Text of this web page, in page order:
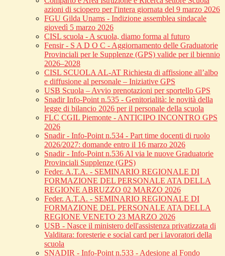
azioni di sciopero per l'intera giornata del 9 marzo 2026
FGU Gilda Unams - Indizione assemblea sindacale
giovedì 5 marzo 2026
CISL scuola - A scuola, diamo forma al futuro
Fensir - S A D O C - Aggiornamento delle Graduatorie
Provinciali per le Supplenze (GPS) valide per il biennio
2026–2028
CISL SCUOLA AL-AT Richiesta di affissione all’albo
e diffusione al personale – Iniziative GPS
USB Scuola – Avvio prenotazioni per sportello GPS
Snadir Info-Point n.535 - Genitorialità: le novità della
legge di bilancio 2026 per il personale della scuola
FLC CGIL Piemonte - ANTICIPO INCONTRO GPS
2026
Snadir - Info-Point n.534 - Part time docenti di ruolo
2026/2027: domande entro il 16 marzo 2026
Snadir - Info-Point n.536 Al via le nuove Graduatorie
Provinciali Supplenze (GPS)
Feder. A.T.A. - SEMINARIO REGIONALE DI
FORMAZIONE DEL PERSONALE ATA DELLA
REGIONE ABRUZZO 02 MARZO 2026
Feder. A.T.A. - SEMINARIO REGIONALE DI
FORMAZIONE DEL PERSONALE ATA DELLA
REGIONE VENETO 23 MARZO 2026
USB - Nasce il ministero dell'assistenza privatizzata di
Valditara: foresterie e social card per i lavoratori della
scuola
SNADIR - Info-Point n.533 - Adesione al Fondo